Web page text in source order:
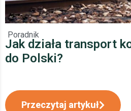
Poradnik
Jak działa transport
do Polski?
Przeczytaj artykuł